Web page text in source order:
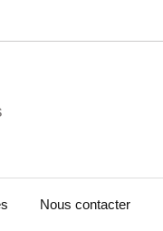
Nous contacter